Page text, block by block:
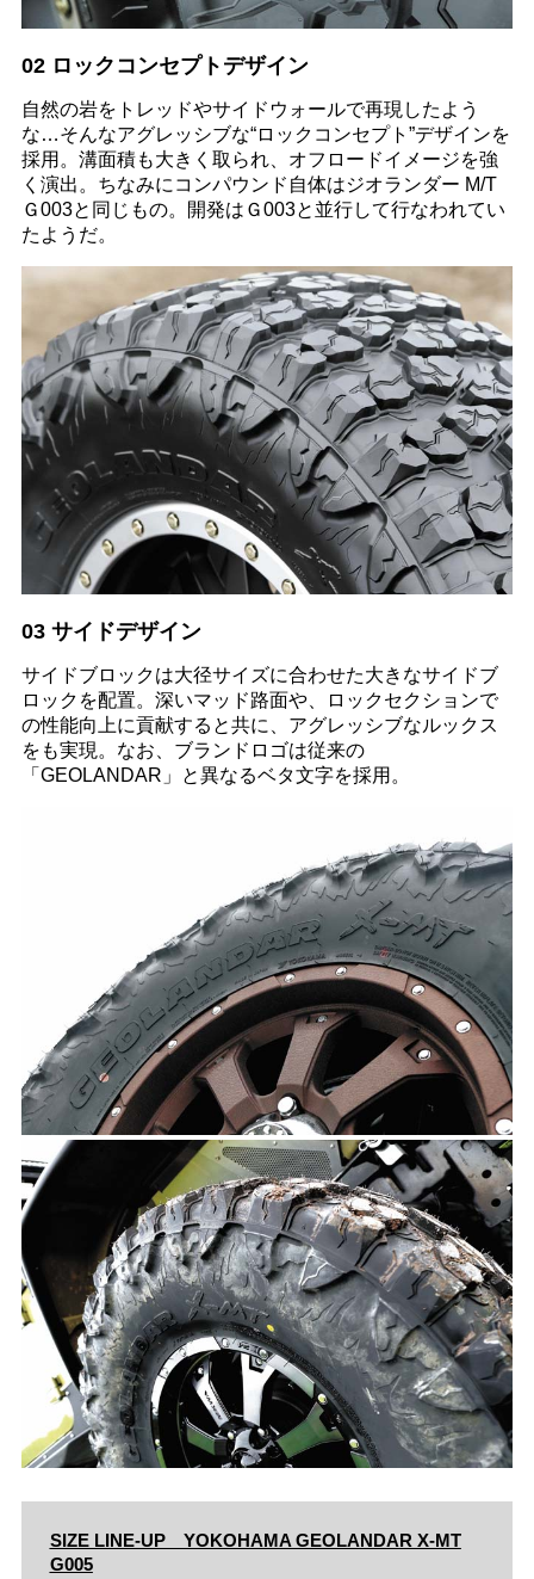
02 ロックコンセプトデザイン
自然の岩をトレッドやサイドウォールで再現したよう
な…そんなアグレッシブな“ロックコンセプト”デザインを
採用。溝面積も大きく取られ、オフロードイメージを強
く演出。ちなみにコンパウンド自体はジオランダー M/T
Ｇ003と同じもの。開発はＧ003と並行して行なわれてい
たようだ。
03 サイドデザイン
サイドブロックは大径サイズに合わせた大きなサイドブ
ロックを配置。深いマッド路面や、ロックセクションで
の性能向上に貢献すると共に、アグレッシブなルックス
をも実現。なお、ブランドロゴは従来の
「GEOLANDAR」と異なるベタ文字を採用。
SIZE LINE-UP YOKOHAMA GEOLANDAR X-MT
G005